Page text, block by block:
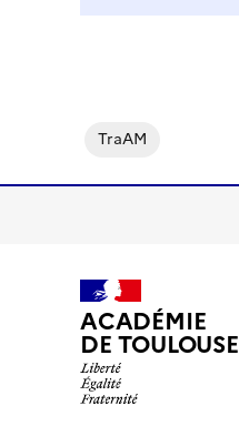
TraAM
ACADÉMIE
DE TOULOUSE